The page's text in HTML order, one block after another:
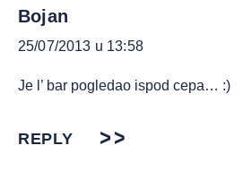
Bojan
25/07/2013 u 13:58
Je l’ bar pogledao ispod cepa… :)
REPLY